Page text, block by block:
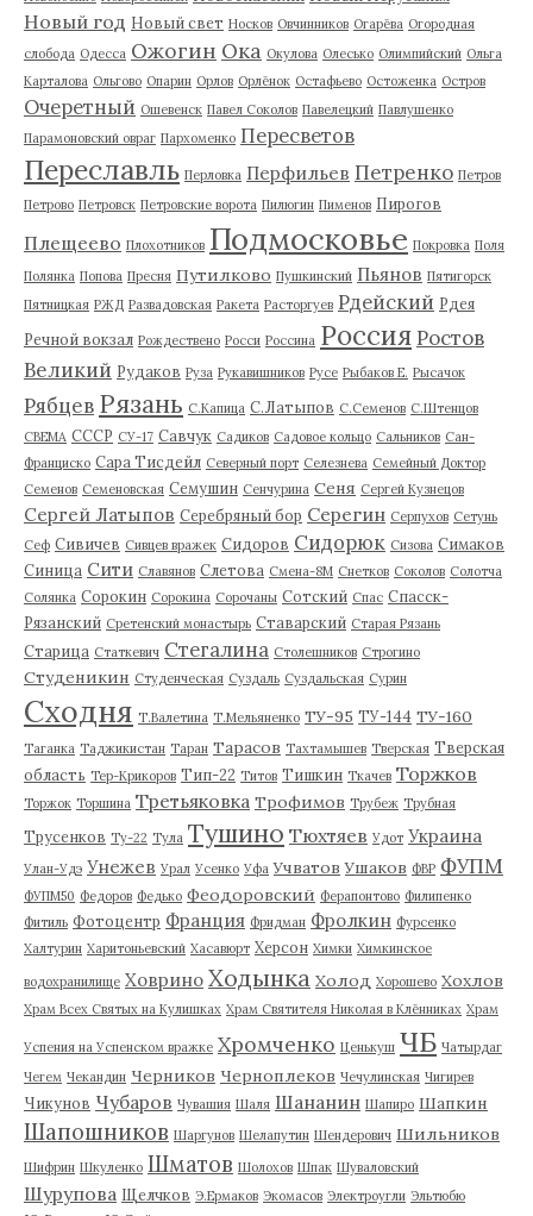
Новый год Новый свет Носков Овчинников Огарёва Огородная
слобода Одесса Ожогин Ока Окулова Олесько Олимпийский Ольга
Карталова Ольгово Опарин Орлов Орлёнок Остафьево Остоженка Остров
Очеретный Ошевенск Павел Соколов Павелецкий Павлушенко
Парамоновский овраг Пархоменко Пересветов
Переславль Перловка Перфильев Петренко Петров
Петрово Петровск Петровские ворота Пилюгин Пименов Пирогов
Плещеево Плохотников Подмосковье Покровка Поля
Полянка Попова Пресня Путилково Пушкинский Пьянов Пятигорск
Пятницкая РЖД Развадовская Ракета Расторгуев Рдейский Рдея
Речной вокзал Рождествено Росси Россина Россия Ростов
Великий Рудаков Руза Рукавишников Русе Рыбаков Е. Рысачок
Рябцев Рязань С.Капица С.Латыпов С.Семенов С.Штенцов
СВЕМА СССР СУ-17 Савчук Садиков Садовое кольцо Сальников Сан-
Франциско Сара Тисдейл Северный порт Селезнева Семейный Доктор
Семенов Семеновская Семушин Сенчурина Сеня Сергей Кузнецов
Сергей Латыпов Серебряный бор Серегин Серпухов Сетунь
Сеф Сивичев Сивцев вражек Сидоров Сидорюк Сизова Симаков
Синица Сити Славянов Слетова Смена-8М Снетков Соколов Солотча
Солянка Сорокин Сорокина Сорочаны Сотский Спас Спасск-
Рязанский Сретенский монастырь Ставарский Старая Рязань
Старица Статкевич Стегалина Столешников Строгино
Студеникин Студенческая Суздаль Суздальская Сурин
Сходня Т.Валетина Т.Мельяненко ТУ-95 ТУ-144 ТУ-160
Таганка Таджикистан Таран Тарасов Тахтамышев Тверская Тверская
область Тер-Крикоров Тип-22 Титов Тишкин Ткачев Торжков
Торжок Торшина Третьяковка Трофимов Трубеж Трубная
Трусенков Ту-22 Тула Тушино Тюхтяев Удот Украина
Улан-Удэ Унежев Урал Усенко Уфа Учватов Ушаков ФВР ФУПМ
ФУПМ50 Федоров Федько Феодоровский Ферапонтово Филипенко
Фитиль Фотоцентр Франция Фридман Фролкин Фурсенко
Халтурин Харитоньевский Хасавюрт Херсон Химки Химкинское
водохранилище Ховрино Ходынка Холод Хорошево Хохлов
Храм Всех Святых на Кулишках Храм Святителя Николая в Клённиках Храм
Успения на Успенском вражке Хромченко Ценькуш ЧБ Чатырдаг
Чегем Чекандин Черников Черноплеков Чечулинская Чигирев
Чикунов Чубаров Чувашия Шаля Шананин Шапиро Шапкин
Шапошников Шаргунов Шелапутин Шендерович Шильников
Шифрин Шкуленко Шматов Шолохов Шпак Шуваловский
Шурупова Щелчков Э.Ермаков Экомасов Электроугли Эльтюбю